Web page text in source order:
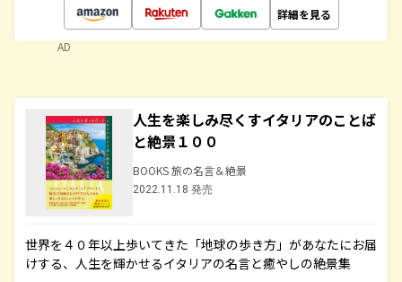
詳細を見る
AD
人生を楽しみ尽くすイタリアのことば
と絶景１００
BOOKS 旅の名言＆絶景
2022.11.18 発売
世界を４０年以上歩いてきた「地球の歩き方」があなたにお届
けする、人生を輝かせるイタリアの名言と癒やしの絶景集